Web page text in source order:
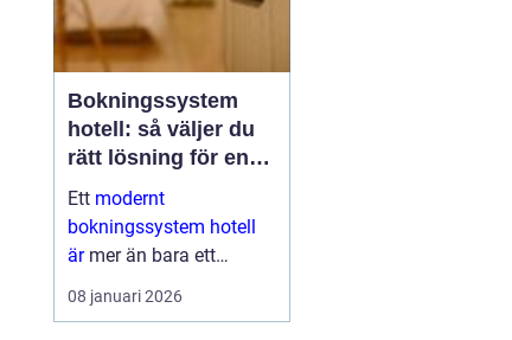
Bokningssystem
hotell: så väljer du
rätt lösning för en
modern
gästupplevelse
Ett modernt
bokningssystem hotell
ärmer än bara ett
verktyg för att fylla rum.
För många anläggningar
08 januari 2026